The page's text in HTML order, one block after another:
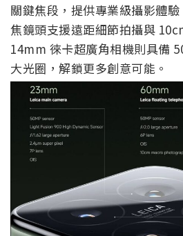
關鍵焦段，提供專業級攝影體
焦鏡頭支援遠距細節拍攝與
14mm 徠卡超廣角相機則具備
大光圈，解鎖更多創意可能。